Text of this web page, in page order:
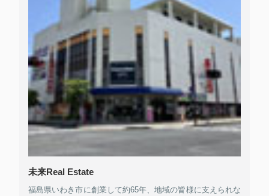
未来Real Estate
福島県いわき市に創業して約65年、地域の皆様に支えられな